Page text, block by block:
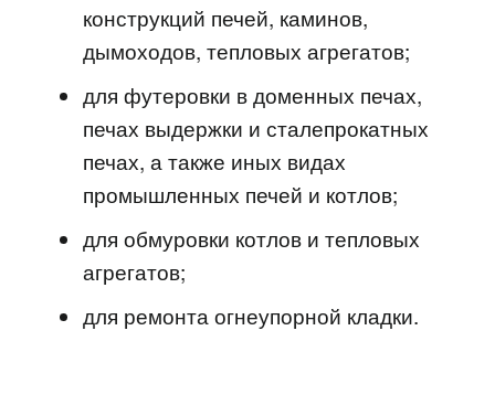
конструкций печей, каминов,
дымоходов, тепловых агрегатов;
для футеровки в доменных печах,
печах выдержки и сталепрокатных
печах, а также иных видах
промышленных печей и котлов;
для обмуровки котлов и тепловых
агрегатов;
для ремонта огнеупорной кладки.